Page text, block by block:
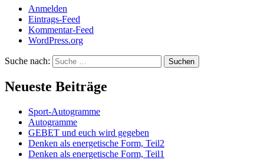
Anmelden
Eintrags-Feed
Kommentar-Feed
WordPress.org
Suche nach: Suchen
Neueste Beiträge
Sport-Autogramme
Autogramme
GEBET und euch wird gegeben
Denken als energetische Form, Teil2
Denken als energetische Form, Teil1